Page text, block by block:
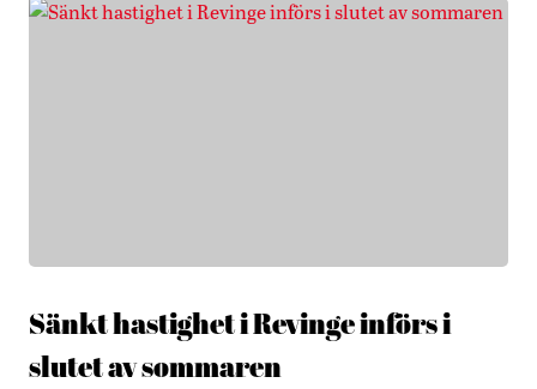
Sänkt hastighet i Revinge införs i
slutet av sommaren